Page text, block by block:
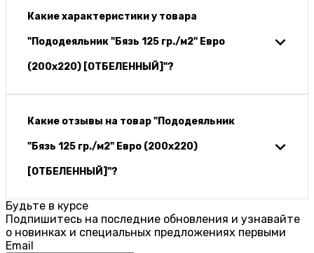
Какие характеристики у товара
"Пододеяльник "Бязь 125 гр./м2" Евро
(200х220) [ОТБЕЛЕННЫЙ]"?
Какие отзывы на товар "Пододеяльник
"Бязь 125 гр./м2" Евро (200х220)
[ОТБЕЛЕННЫЙ]"?
Будьте в курсе
Подпишитесь на последние обновления и узнавайте
о новинках и специальных предложениях первыми
Email